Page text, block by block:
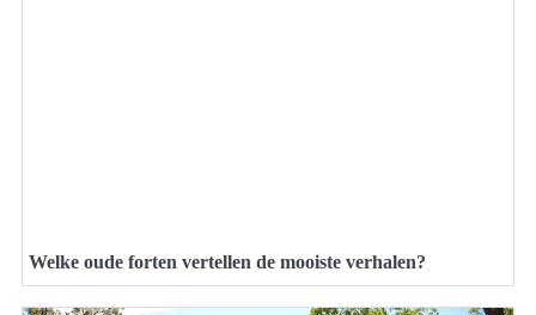
Welke oude forten vertellen de mooiste verhalen?